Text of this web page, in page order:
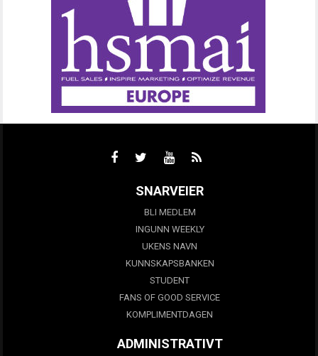
SNARVEIER
BLI MEDLEM
INGUNN WEEKLY
UKENS NAVN
KUNNSKAPSBANKEN
STUDENT
FANS OF GOOD SERVICE
KOMPLIMENTDAGEN
ADMINISTRATIVT